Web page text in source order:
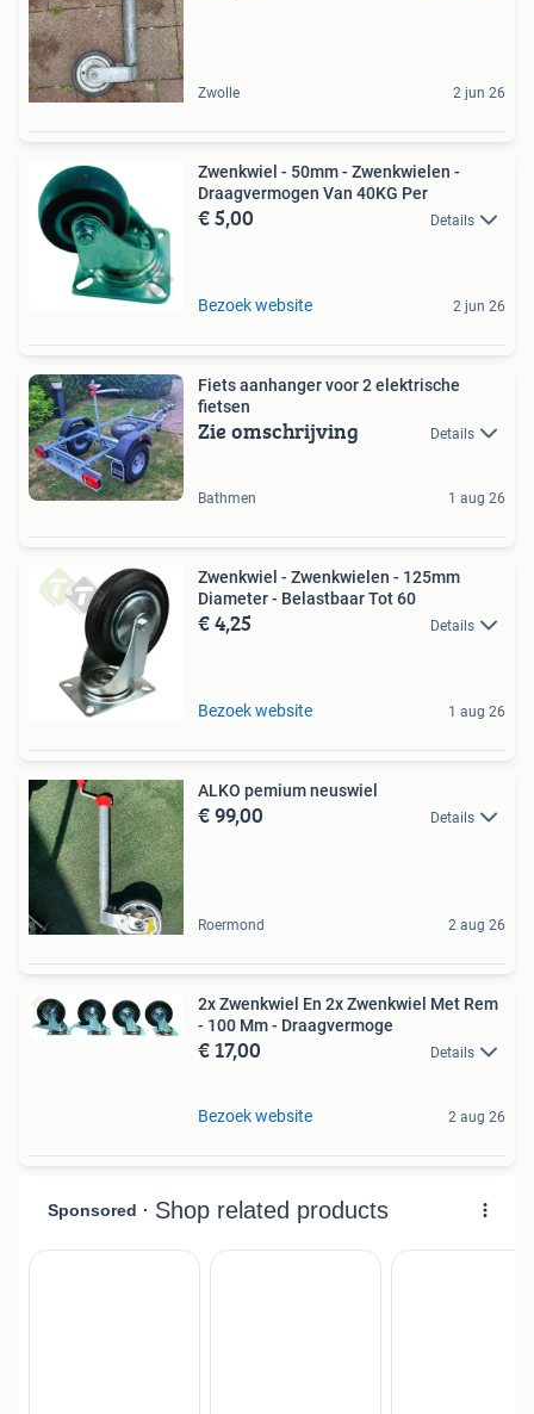
Zwolle 2 jun 26
Zwenkwiel - 50mm - Zwenkwielen -
Draagvermogen Van 40KG Per
€ 5,00 Details
Bezoek website 2 jun 26
Fiets aanhanger voor 2 elektrische
fietsen
Zie omschrijving Details
Bathmen 1 aug 26
Zwenkwiel - Zwenkwielen - 125mm
Diameter - Belastbaar Tot 60
€ 4,25 Details
Bezoek website 1 aug 26
ALKO pemium neuswiel
€ 99,00 Details
Roermond 2 aug 26
2x Zwenkwiel En 2x Zwenkwiel Met Rem
- 100 Mm - Draagvermoge
€ 17,00 Details
Bezoek website 2 aug 26